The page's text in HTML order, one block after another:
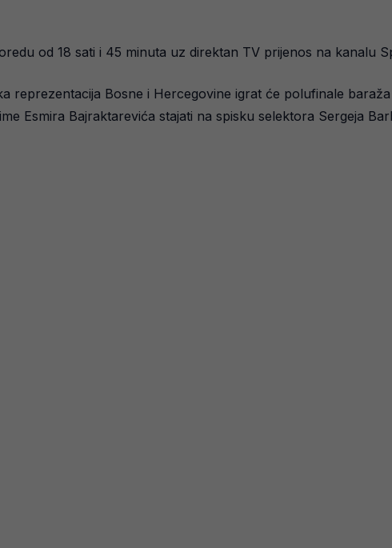
od 18 sati i 45 minuta uz direktan TV prijenos na kanalu
reprezentacija Bosne i Hercegovine igrat će polufinale
Esmira Bajraktarevića stajati na spisku selektora Sergeja